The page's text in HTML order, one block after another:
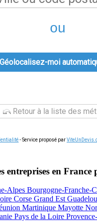
ou
moi
Retour à la liste des
- Service proposé par
entreprises en France
Alpes Bourgogne-Franche-
Corse Grand Est
Martinique Mayotte
Pays de la Loire